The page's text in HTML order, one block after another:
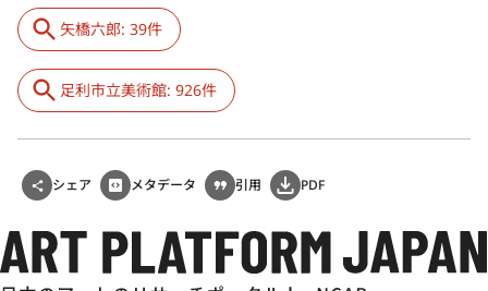
矢橋六郎: 39件
足利市立美術館: 926件
シェア メタデータ 引用 PDF